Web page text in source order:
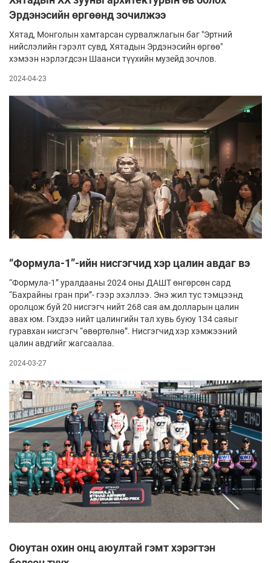
Эрдэнэсийн өргөөнд зочилжээ
Хятад, Монголын хамтарсан сурвалжлагын баг "Эртний
нийслэлийн гэрэлт сувд, Хятадын Эрдэнэсийн өргөө"
хэмээн нэрлэгдсэн Шаанси түүхийн музейд зочлов.
2024-04-23
“Формула-1”-ийн нисгэгчид хэр цалин авдаг вэ
“Формула-1” уралдааны 2024 оны ДАШТ өнгөрсөн сард
“Бахрайны гран при”- гээр эхэллээ. Энэ жил тус тэмцээнд
оролцож буй 20 нисгэгч нийт 268 сая ам.долларын цалин
авах юм. Гэхдээ нийт цалингийн тал хувь буюу 134 саяыг
гуравхан нисгэгч “өвөртөлнө”. Нисгэгчид хэр хэмжээний
цалин авдгийг жагсаалаа.
2024-03-27
Оюутан охин онц аюултай гэмт хэрэгтэн